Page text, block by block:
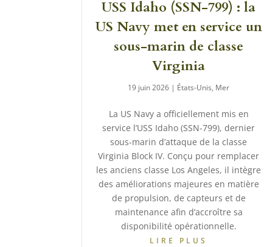
USS Idaho (SSN-799) : la
US Navy met en service un
sous-marin de classe
Virginia
19 juin 2026 | États-Unis, Mer
La US Navy a officiellement mis en
service l’USS Idaho (SSN-799), dernier
sous-marin d’attaque de la classe
Virginia Block IV. Conçu pour remplacer
les anciens classe Los Angeles, il intègre
des améliorations majeures en matière
de propulsion, de capteurs et de
maintenance afin d’accroître sa
disponibilité opérationnelle.
LIRE PLUS